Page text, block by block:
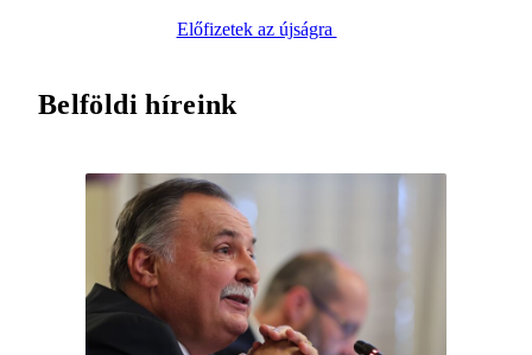
Előfizetek az újságra
Belföldi híreink